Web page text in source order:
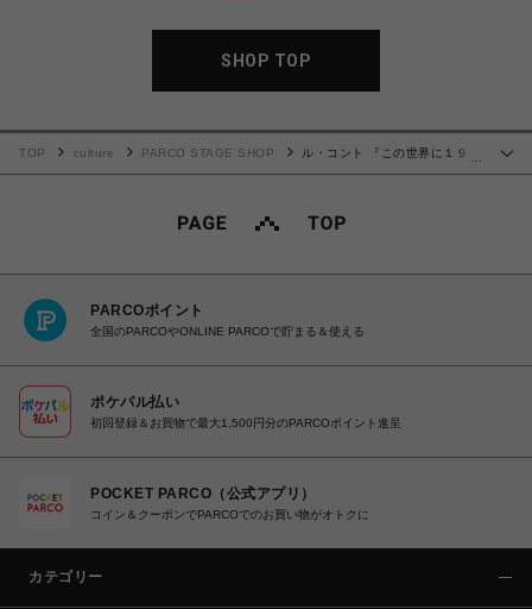
SHOP TOP
…
TOP culture PARCO STAGE SHOP
ル・コント 『この世界に１９文
PARCOポイント
全国のPARCOやONLINE PARCOで貯まる＆使える
ポケパル払い
初回登録＆お買物で最大1,500円分のPARCOポイント進呈
POCKET PARCO（公式アプリ）
コイン＆クーポンでPARCOでのお買い物がオトクに
カテゴリー